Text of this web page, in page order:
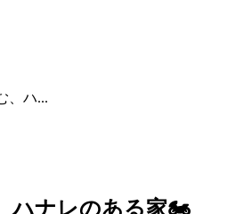
、ハ...
ハナレのある家🏍️